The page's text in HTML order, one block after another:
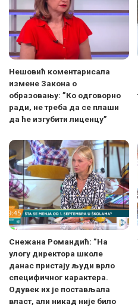
Нешовић коментарисала
измене Закона о
образовању: ”Ко одговорно
ради, не треба да се плаши
да ће изгубити лиценцу”
Снежана Романдић: ”На
улогу директора школе
данас пристају људи врло
специфичног карактера.
Одувек их је постављала
власт, али никад није било